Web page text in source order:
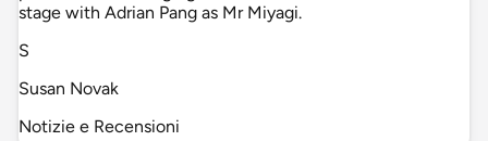
stage with Adrian Pang as Mr Miyagi.
S
Susan Novak
Notizie e Recensioni